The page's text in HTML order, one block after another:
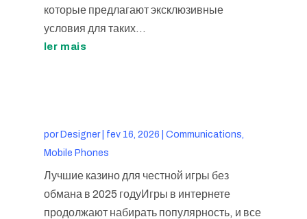
которые предлагают эксклюзивные
условия для таких...
ler mais
por Designer| fev 16, 2026
Communications,
Mobile Phones
Лучшие казино для честной игры без
обмана в 2025 годуИгры в интернете
продолжают набирать популярность, и все